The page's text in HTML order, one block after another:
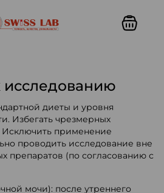
исследованию
диеты и уровня
Избегать чрезмерных
Исключить применение
проводить исследование вне
препаратов (по согласованию с
мочи): после утреннего